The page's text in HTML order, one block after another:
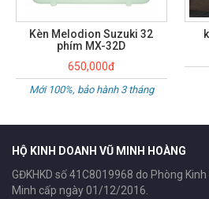
Kèn Melodion Suzuki 32
phím MX-32D
650,000đ
Mới 100%, bảo hành 3 tháng
HỘ KINH DOANH VŨ MINH HOÀNG
GĐKHKD số 41C8019968 do Phòng
Minh cấp ngày 01/12/2016.